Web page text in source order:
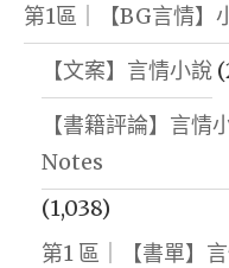
第1區｜【BG言情】
【文案】言情小說
【書籍評論】言
Notes
(1,038)
第1 區｜【書單】